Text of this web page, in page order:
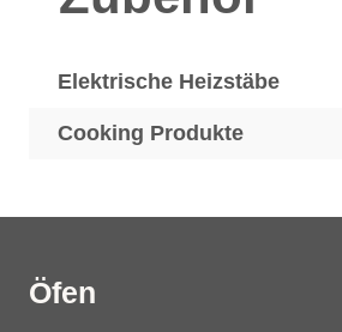
Elektrische Heizstäbe
Cooking Produkte
Öfen